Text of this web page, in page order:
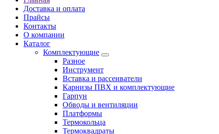
Доставка и оплата
Прайсы
Контакты
О компании
Каталог
Комплектующие
Разное
Инструмент
Вставка и рассеиватели
Карнизы ПВХ и комплектующие
Гарпун
Обводы и вентиляции
Платформы
Термокольца
Термоквадраты